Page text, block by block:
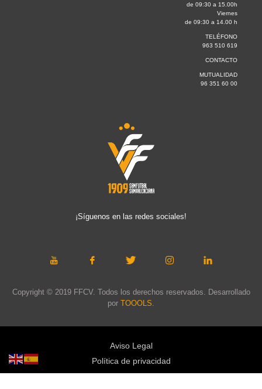
de 09:30 a 15.00h
Viernes
de 09:30 a 14.00 h
TELÉFONO
963 510 619
CONTACTO
MUTUALIDAD
96 351 60 00
¡Síguenos en las redes sociales!
Copyright © 2019 FFCV. Todos los derechos reservados. Desarrollado
por TOOOLS
Aviso Legal
Política de privacidad
Política de cookies